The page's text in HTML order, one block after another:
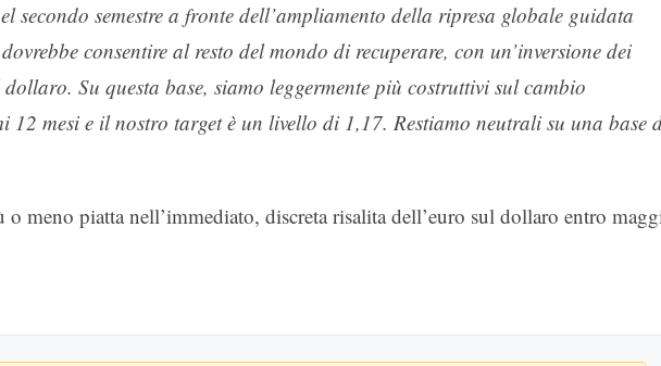
secondo semestre a fronte dell’ampliamento della ripresa globale guidata
consentire al resto del mondo di recuperare, con un’inversione dei
Su questa base, siamo leggermente più costruttivi sul cambio
12 mesi e il nostro target è un livello di 1,17. Restiamo neutrali su una base
meno piatta nell’immediato, discreta risalita dell’euro sul dollaro entro